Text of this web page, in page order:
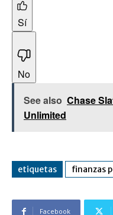
Sí
No
See also Chase
Unlimited
etiquetas finanzas
Facebook